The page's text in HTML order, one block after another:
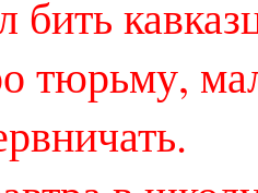
тюрьму,